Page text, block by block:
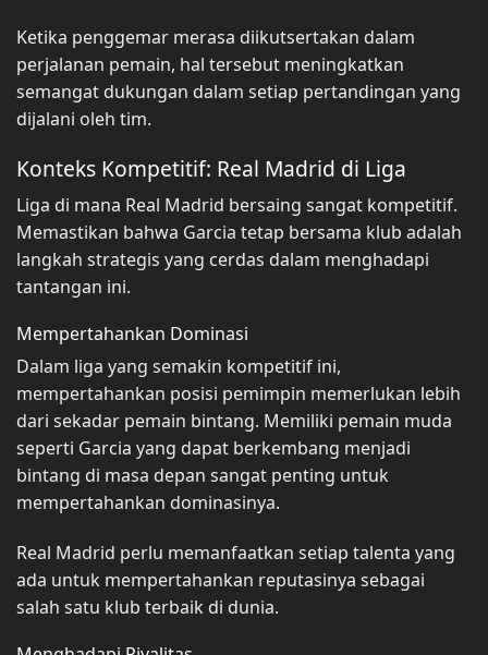
Ketika penggemar merasa diikutsertakan dalam
perjalanan pemain, hal tersebut meningkatkan
semangat dukungan dalam setiap pertandingan yang
dijalani oleh tim.
Konteks Kompetitif: Real Madrid di Liga
Liga di mana Real Madrid bersaing sangat kompetitif.
Memastikan bahwa Garcia tetap bersama klub adalah
langkah strategis yang cerdas dalam menghadapi
tantangan ini.
Mempertahankan Dominasi
Dalam liga yang semakin kompetitif ini,
mempertahankan posisi pemimpin memerlukan lebih
dari sekadar pemain bintang. Memiliki pemain muda
seperti Garcia yang dapat berkembang menjadi
bintang di masa depan sangat penting untuk
mempertahankan dominasinya.
Real Madrid perlu memanfaatkan setiap talenta yang
ada untuk mempertahankan reputasinya sebagai
salah satu klub terbaik di dunia.